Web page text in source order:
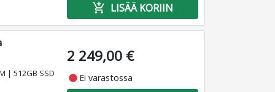
add_shopping_cart LISÄÄ KORIIN
| 512GB SSD
2 249,00 €
fiber_manual_record Ei varastossa